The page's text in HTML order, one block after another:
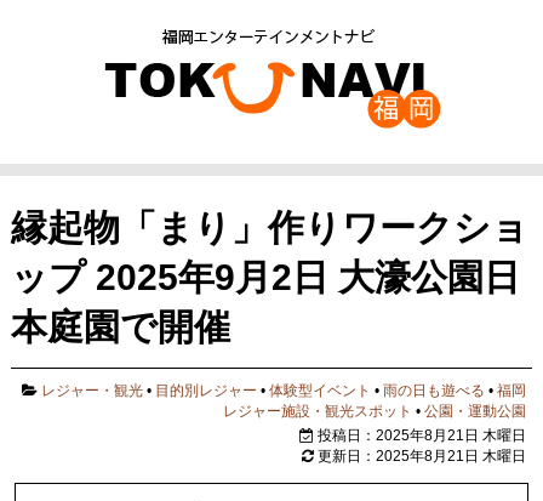
縁起物「まり」作りワークショ
ップ 2025年9月2日 大濠公園日
本庭園で開催
レジャー・観光 • 目的別レジャー •体験型イベント •雨の日も遊べる •福岡
レジャー施設・観光スポット •公園・運動公園
投稿日：2025年8月21日 木曜日
更新日：2025年8月21日 木曜日